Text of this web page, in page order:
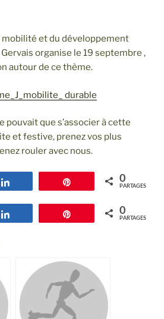
mobilité et du développement
organise le 19 septembre ,
autour de ce thème.
durable
pouvait que s’associer à cette
et festive, prenez vos plus
rouler avec nous.
Épingle 0
PARTAGES
Épingle 0
PARTAGES